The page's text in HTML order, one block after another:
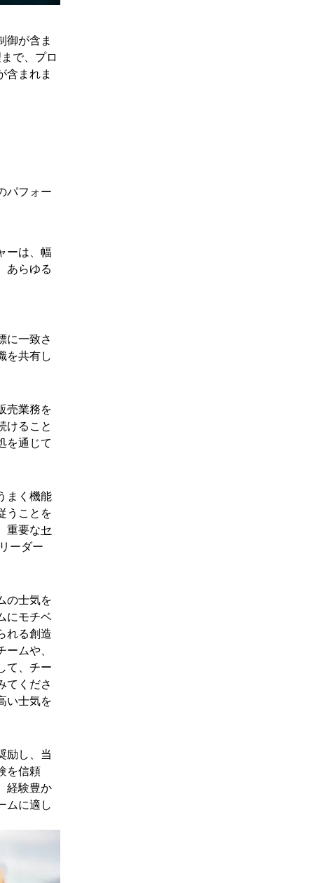
御が含ま
で、プロ
含まれま
パフォー
ーは、幅
あらゆる
に一致さ
を共有し
売業務を
けること
を通じて
まく機能
うことを
重要なセ
ーダー
の士気を
にモチベ
れる創造
ムや、
て、チー
てくださ
い士気を
励し、当
を信頼
経験豊か
ムに適し